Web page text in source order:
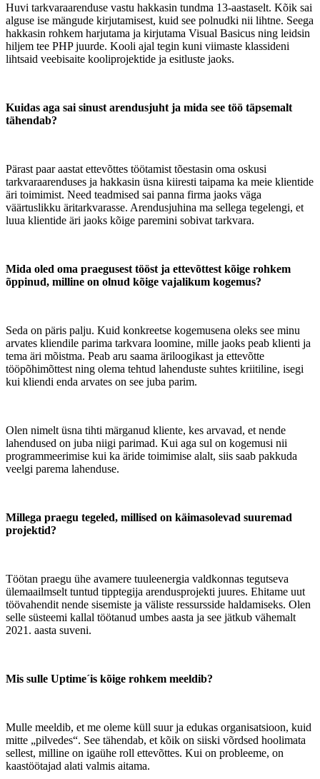
Huvi tarkvaraarenduse vastu hakkasin tundma 13-aastaselt. Kõik sai
alguse ise mängude kirjutamisest, kuid see polnudki nii lihtne. Seega
hakkasin rohkem harjutama ja kirjutama Visual Basicus ning leidsin
hiljem tee PHP juurde. Kooli ajal tegin kuni viimaste klassideni
lihtsaid veebisaite kooliprojektide ja esitluste jaoks.
Kuidas aga sai sinust arendusjuht ja mida see töö täpsemalt
tähendab?
Pärast paar aastat ettevõttes töötamist tõestasin oma oskusi
tarkvaraarenduses ja hakkasin üsna kiiresti taipama ka meie klientide
äri toimimist. Need teadmised sai panna firma jaoks väga
väärtuslikku äritarkvarasse. Arendusjuhina ma sellega tegelengi, et
luua klientide äri jaoks kõige paremini sobivat tarkvara.
Mida oled oma praegusest tööst ja ettevõttest kõige rohkem
õppinud, milline on olnud kõige vajalikum kogemus?
Seda on päris palju. Kuid konkreetse kogemusena oleks see minu
arvates kliendile parima tarkvara loomine, mille jaoks peab klienti ja
tema äri mõistma. Peab aru saama äriloogikast ja ettevõtte
tööpõhimõttest ning olema tehtud lahenduste suhtes kriitiline, isegi
kui kliendi enda arvates on see juba parim.
Olen nimelt üsna tihti märganud kliente, kes arvavad, et nende
lahendused on juba niigi parimad. Kui aga sul on kogemusi nii
programmeerimise kui ka äride toimimise alalt, siis saab pakkuda
veelgi parema lahenduse.
Millega praegu tegeled, millised on käimasolevad suuremad
projektid?
Töötan praegu ühe avamere tuuleenergia valdkonnas tegutseva
ülemaailmselt tuntud tipptegija arendusprojekti juures. Ehitame uut
töövahendit nende sisemiste ja väliste ressursside haldamiseks. Olen
selle süsteemi kallal töötanud umbes aasta ja see jätkub vähemalt
2021. aasta suveni.
Mis sulle Uptime´is kõige rohkem meeldib?
Mulle meeldib, et me oleme küll suur ja edukas organisatsioon, kuid
mitte „pilvedes“. See tähendab, et kõik on siiski võrdsed hoolimata
sellest, milline on igaühe roll ettevõttes. Kui on probleeme, on
kaastöötajad alati valmis aitama.